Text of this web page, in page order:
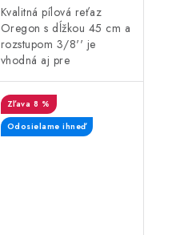
Kvalitná pílová reťaz
Oregon s dĺžkou 45 cm a
rozstupom 3/8'' je
vhodná aj pre
napr. chatárov a
chalupárov, ktorí používajú
pílu príležitostne...
8 %
Odosielame ihneď